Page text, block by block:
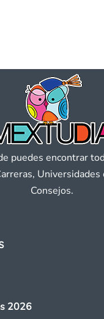
puedes encontrar
Universidades
Consejos.
2026